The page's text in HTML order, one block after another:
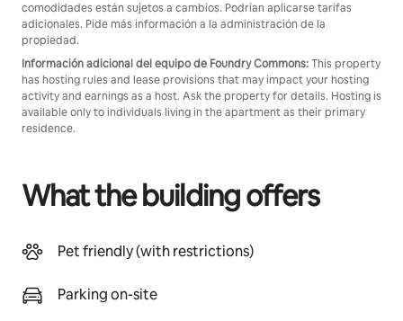
comodidades están sujetos a cambios. Podrían aplicarse tarifas
adicionales. Pide más información a la administración de la
propiedad.
Información adicional del equipo de Foundry Commons:This property
has hosting rules and lease provisions that may impact your hosting
activity and earnings as a host. Ask the property for details. Hosting is
available only to individuals living in the apartment as their primary
residence.
What the building offers
Pet friendly (with restrictions)
Parking on-site